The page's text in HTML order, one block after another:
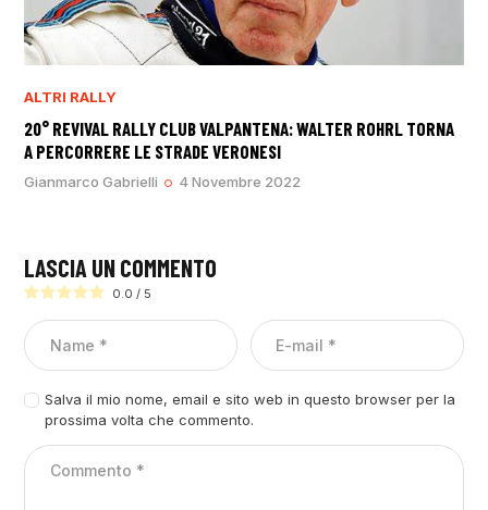
ALTRI RALLY
20° REVIVAL RALLY CLUB VALPANTENA: WALTER ROHRL TORNA
A PERCORRERE LE STRADE VERONESI
Gianmarco Gabrielli 4 Novembre 2022
LASCIA UN COMMENTO
0.0 / 5
Salva il mio nome, email e sito web in questo browser per la
prossima volta che commento.